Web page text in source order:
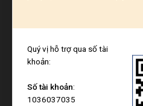
Quý vị hỗ trợ qua số tài
khoản:
Số tài khoản:
1036037035